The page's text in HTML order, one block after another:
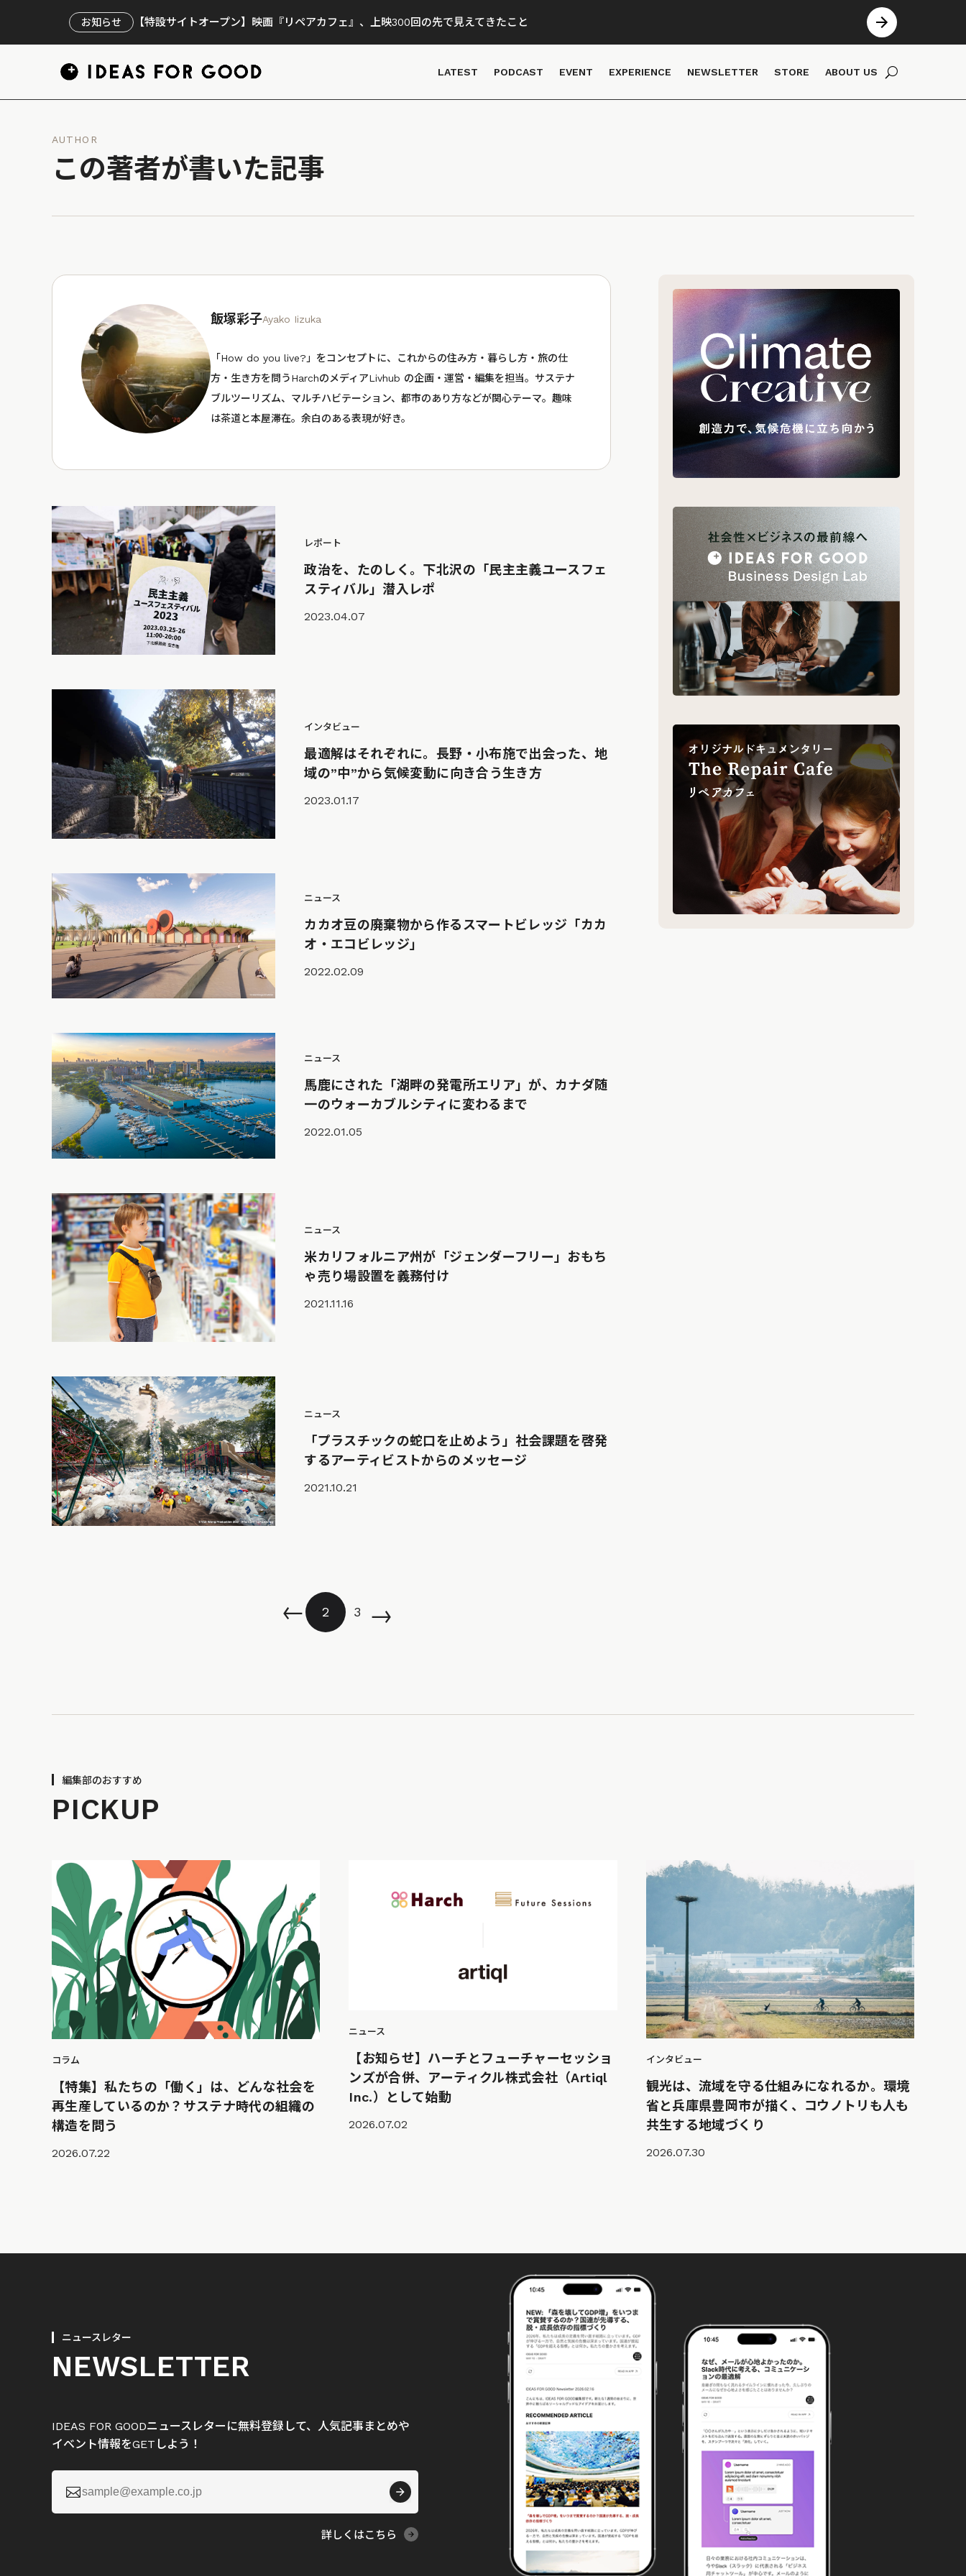
お知らせ 【特設サイトオープン】映画『リペアカフェ』、上映300回の先で見えてきたこと
LATEST PODCAST EVENT EXPERIENCE NEWSLETTER STORE ABOUT US
AUTHOR
この著者が書いた記事
飯塚彩子Ayako Iizuka
「How do you live?」をコンセプトに、これからの住み方・暮らし方・旅の仕
方・生き方を問うHarchのメディアLivhub の企画・運営・編集を担当。サステナ
ブルツーリズム、マルチハビテーション、都市のあり方などが関心テーマ。趣味
は茶道と本屋滞在。余白のある表現が好き。
レポート
政治を、たのしく。下北沢の「民主主義ユースフェ
スティバル」潜入レポ
2023.04.07
インタビュー
最適解はそれぞれに。長野・小布施で出会った、地
域の”中”から気候変動に向き合う生き方
2023.01.17
ニュース
カカオ豆の廃棄物から作るスマートビレッジ「カカ
オ・エコビレッジ」
2022.02.09
ニュース
馬鹿にされた「湖畔の発電所エリア」が、カナダ随
一のウォーカブルシティに変わるまで
2022.01.05
ニュース
米カリフォルニア州が「ジェンダーフリー」おもち
ゃ売り場設置を義務付け
2021.11.16
ニュース
「プラスチックの蛇口を止めよう」社会課題を啓発
するアーティビストからのメッセージ
2021.10.21
← 2 3 →
編集部のおすすめ
PICKUP
コラム
【特集】私たちの「働く」は、どんな社会を
再生産しているのか？サステナ時代の組織の
構造を問う
2026.07.22
ニュース
【お知らせ】ハーチとフューチャーセッショ
ンズが合併、アーティクル株式会社（Artiql
Inc.）として始動
2026.07.02
インタビュー
観光は、流域を守る仕組みになれるか。環境
省と兵庫県豊岡市が描く、コウノトリも人も
共生する地域づくり
2026.07.30
ニュースレター
NEWSLETTER
IDEAS FOR GOODニュースレターに無料登録して、人気記事まとめや
イベント情報をGETしよう！

詳しくはこちら